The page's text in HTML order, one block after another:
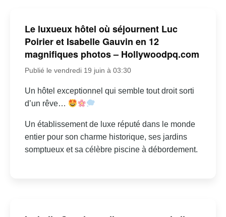
Le luxueux hôtel où séjournent Luc
Poirier et Isabelle Gauvin en 12
magnifiques photos – Hollywoodpq.com
Publié le vendredi 19 juin à 03:30
Un hôtel exceptionnel qui semble tout droit sorti
d’un rêve…
Un établissement de luxe réputé dans le monde
entier pour son charme historique, ses jardins
somptueux et sa célèbre piscine à débordement.